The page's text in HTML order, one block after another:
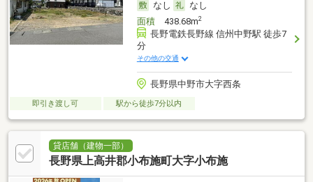
なし
なし
面積438.68m2
長野電鉄長野線 信州中野駅 徒歩7
分
その他の交通
長野県中野市大字西条
即引き渡し可 駅から徒歩7分以内
貸店舗（建物一部）
長野県上高井郡小布施町大字小布施